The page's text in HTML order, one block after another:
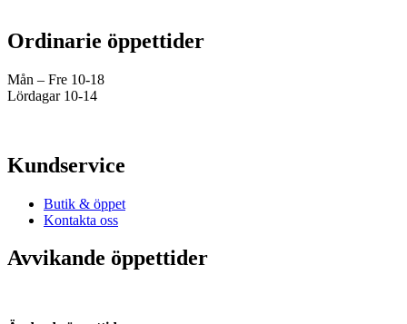
Ordinarie öppettider
Mån – Fre 10-18
Lördagar 10-14
Kundservice
Butik & öppet
Kontakta oss
Avvikande öppettider